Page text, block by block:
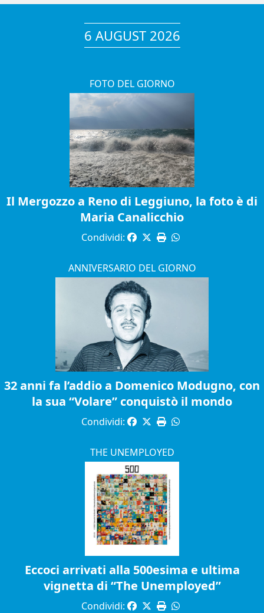
6 AUGUST 2026
FOTO DEL GIORNO
Il Mergozzo a Reno di Leggiuno, la foto è di
Maria Canalicchio
Condividi:
ANNIVERSARIO DEL GIORNO
32 anni fa l’addio a Domenico Modugno, con
la sua “Volare” conquistò il mondo
Condividi:
THE UNEMPLOYED
Eccoci arrivati alla 500esima e ultima
vignetta di “The Unemployed”
Condividi: